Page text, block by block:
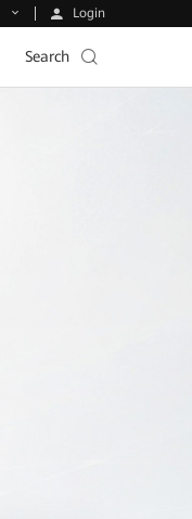
Login
Search